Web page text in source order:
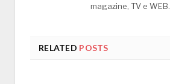
magazine, TV e WEB.
RELATED POSTS